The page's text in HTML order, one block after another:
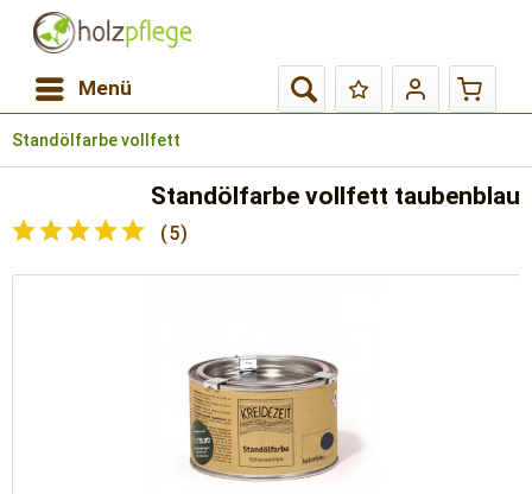
Menü
Standölfarbe vollfett
Standölfarbe vollfett taubenblau
(5)